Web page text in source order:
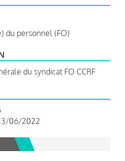
du personnel (FO)
du syndicat FO CCRF
06/2022